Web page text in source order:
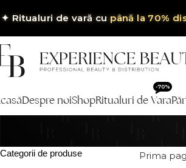
✦ Ritualuri de vară cupână la 70%
Despre noiShopRitualuri de Vara
-70%
Păr
Categorii de produse Prima